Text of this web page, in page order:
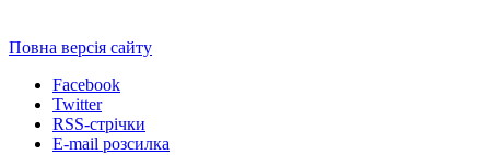
Повна версія сайту
Facebook
Twitter
RSS-стрічки
E-mail розсилка